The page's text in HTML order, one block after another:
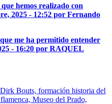
hemos realizado con
2025 - 12:52 por Fernando
me ha permitido entender
- 16:20 por RAQUEL